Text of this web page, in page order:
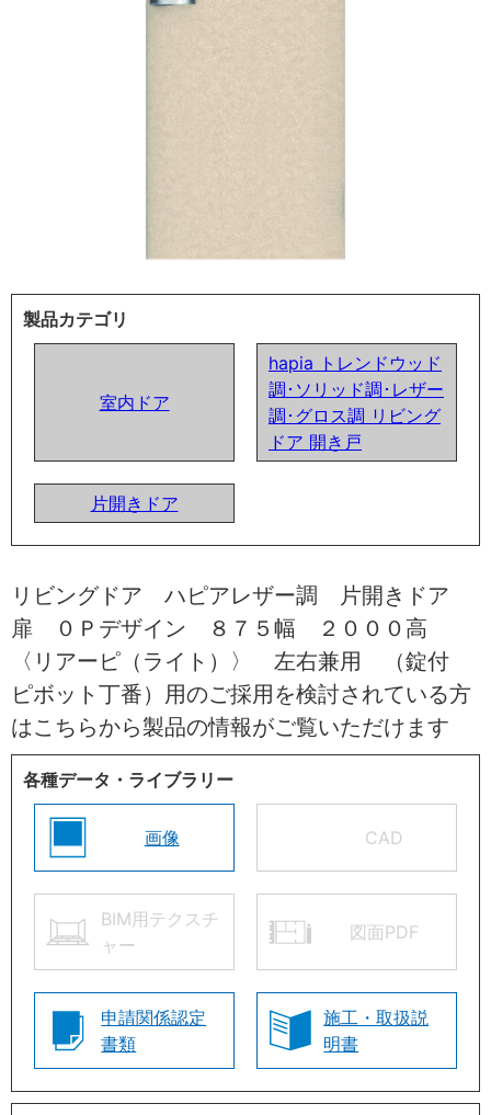
製品カテゴリ
室内ドア
hapia トレンドウッド
調･ソリッド調･レザー
調･グロス調 リビング
ドア 開き戸
片開きドア
リビングドア ハピアレザー調 片開きドア
扉 ０Ｐデザイン ８７５幅 ２０００高
〈リアーピ（ライト）〉 左右兼用 （錠付
ピボット丁番）用のご採用を検討されている方
はこちらから製品の情報がご覧いただけます
各種データ・ライブラリー
画像 CAD
BIM用テクスチ
ャー
図面PDF
申請関係認定
書類
施工・取扱説
明書